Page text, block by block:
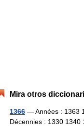
Mira otros
1366 — Années : 1363
Décennies : 1330